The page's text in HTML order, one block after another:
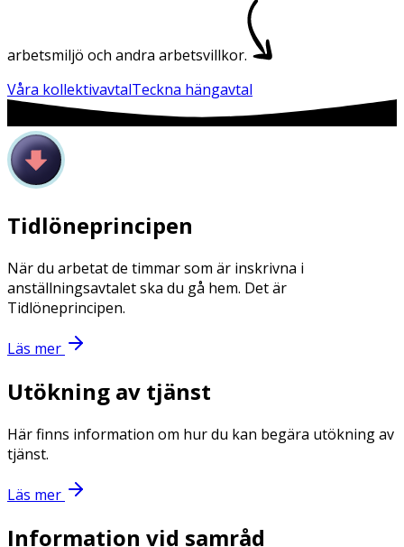
arbetsmiljö och andra arbetsvillkor.
Våra kollektivavtalTeckna hängavtal
Tidlöneprincipen
När du arbetat de timmar som är inskrivna i
anställningsavtalet ska du gå hem. Det är
Tidlöneprincipen.
Läs mer
Utökning av tjänst
Här finns information om hur du kan begära utökning av
tjänst.
Läs mer
Information vid samråd